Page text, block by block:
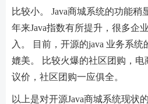
比较小。 Java商城系统的功能稍
年来Java指数有所提升，很多企
入。 目前，开源的java 业务系
媲美。 比较火爆的社区团购，电
议价，社区团购一应俱全。
以上是对开源Java商城系统现状